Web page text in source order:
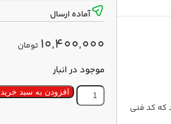
که کد فنی
آماده ارسال
10,400,000 تومان
موجود در انبار
افزودن به سبد خرید